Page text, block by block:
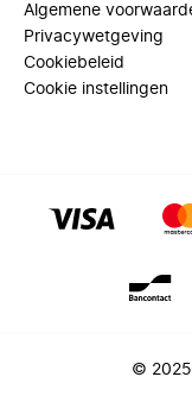
Algemene
Privacywetgeving
Cookiebeleid
Cookie instellingen
© 2025